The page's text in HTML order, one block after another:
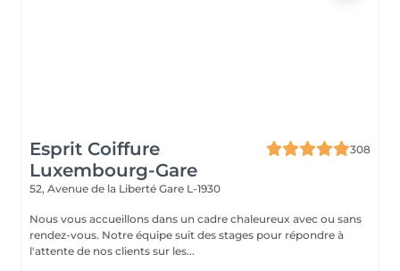
Esprit Coiffure
Luxembourg-Gare
308
52, Avenue de la Liberté Gare L-1930
Nous vous accueillons dans un cadre chaleureux avec ou sans
rendez-vous. Notre équipe suit des stages pour répondre à
l'attente de nos clients sur les...